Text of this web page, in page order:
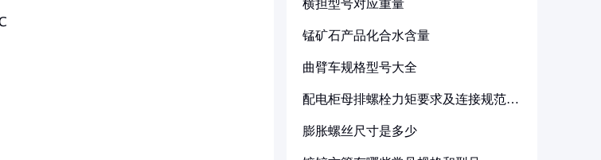
横担型号对应重量
锰矿石产品化合水含量
曲臂车规格型号大全
配电柜母排螺栓力矩要求及连接规范详
膨胀螺丝尺寸是多少